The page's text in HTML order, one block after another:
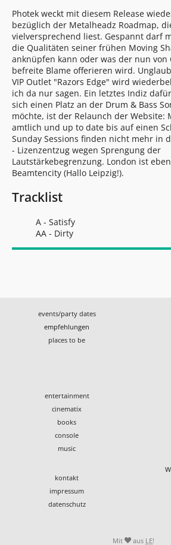
Photek weckt mit diesem Release
bezüglich der Metalheadz Roadmap,
vielversprechend liest. Gespannt darf
die Qualitäten seiner frühen Moving
anknüpfen kann oder was der nun von
befreite Blame offerieren wird.
VIP Outlet "Razors Edge" wird
ich da nur sagen. Ein letztes Indiz
sich einen Platz an der Drum & Bass
möchte, ist der Relaunch der Website:
amtlich und up to date bis auf einen
Sunday Sessions finden nicht mehr in
- Lizenzentzug wegen Sprengung der
Lautstärkebegrenzung. London ist
Beamtencity (Hallo Leipzig!).
Tracklist
A - Satisfy
AA - Dirty
events/party dates
empfehlungen
places to be
entertainment
cinematix
books
console
music
kontakt
impressum
datenschutz
Mit aus LE!